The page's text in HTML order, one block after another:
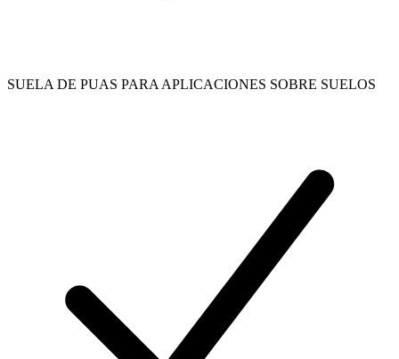
SUELA DE PUAS PARA APLICACIONES SOBRE SUELOS